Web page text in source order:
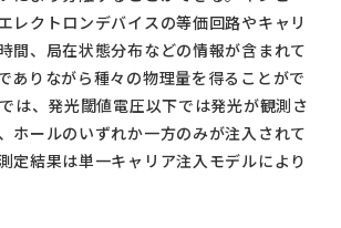
レクトロンデバイスの等価回路やキャリ
間、局在状態分布などの情報が含まれて
ありながら種々の物理量を得ることがで
は、発光閾値電圧以下では発光が観測さ
ホールのいずれか一方のみが注入されて
定結果は単一キャリア注入モデルにより